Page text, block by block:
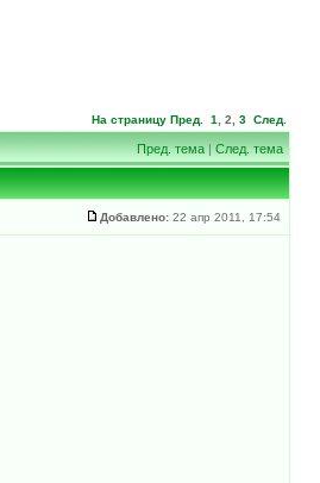
На страницу Пред. 1 2 3 След.
Пред. тема|След. тема
Добавлено: 22 апр 2011, 17:54